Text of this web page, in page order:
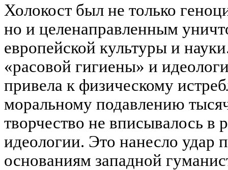
Холокост был не только
но и целенаправленным
европейской культуры и
«расовой гигиены» и
привела к физическому
моральному подавлению
творчество не вписывалось в
идеологии. Это нанесло удар
основаниям западной